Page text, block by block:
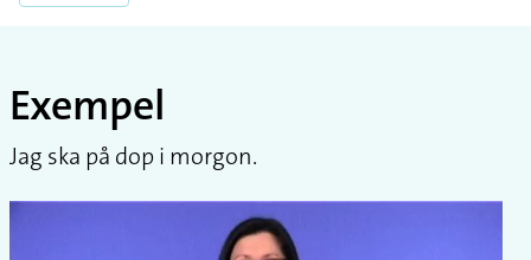
Exempel
Jag ska på dop i morgon.